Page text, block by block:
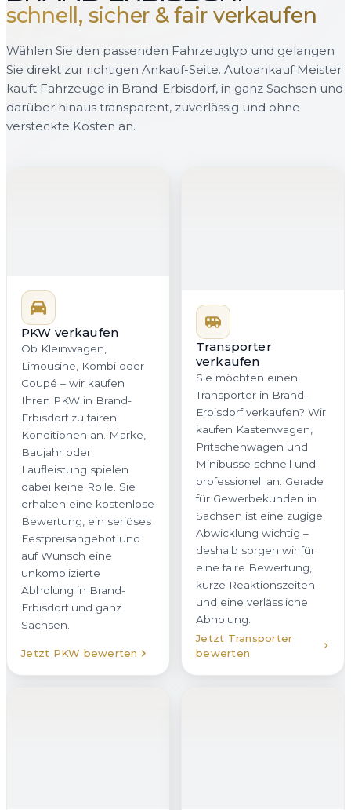
schnell, sicher & fair verkaufen
Wählen Sie den passenden Fahrzeugtyp und gelangen
Sie direkt zur richtigen Ankauf-Seite. Autoankauf Meister
kauft Fahrzeuge in Brand-Erbisdorf, in ganz Sachsen und
darüber hinaus transparent, zuverlässig und ohne
versteckte Kosten an.
PKW verkaufen
Ob Kleinwagen,
Limousine, Kombi oder
Coupé – wir kaufen
Ihren PKW in Brand-
Erbisdorf zu fairen
Konditionen an. Marke,
Baujahr oder
Laufleistung spielen
dabei keine Rolle. Sie
erhalten eine kostenlose
Bewertung, ein seriöses
Festpreisangebot und
auf Wunsch eine
unkomplizierte
Abholung in Brand-
Erbisdorf und ganz
Sachsen.
Transporter
verkaufen
Sie möchten einen
Transporter in Brand-
Erbisdorf verkaufen? Wir
kaufen Kastenwagen,
Pritschenwagen und
Minibusse schnell und
professionell an. Gerade
für Gewerbekunden in
Sachsen ist eine zügige
Abwicklung wichtig –
deshalb sorgen wir für
eine faire Bewertung,
kurze Reaktionszeiten
und eine verlässliche
Abholung.
Jetzt Transporter
bewerten